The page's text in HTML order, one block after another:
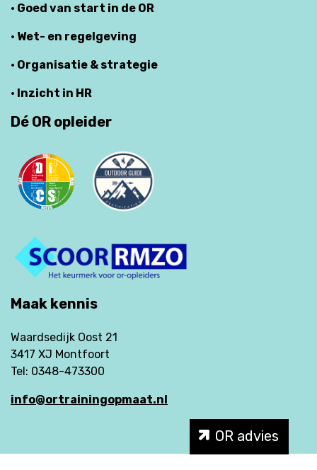
· Goed van start in de OR
· Wet- en regelgeving
· Organisatie & strategie
· Inzicht in HR
Dé OR opleider
Maak kennis
Waardsedijk Oost 21
3417 XJ Montfoort
Tel: 0348-473300
info@ortrainingopmaat.nl
OR advies